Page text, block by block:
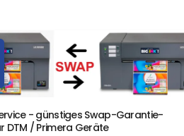
- günstiges Swap-Garantie-
DTM / Primera Geräte